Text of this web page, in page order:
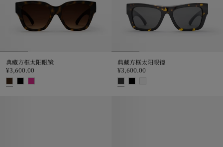
典藏方框太阳眼镜
¥3,600.00
典藏方框太阳眼镜
¥3,600.00